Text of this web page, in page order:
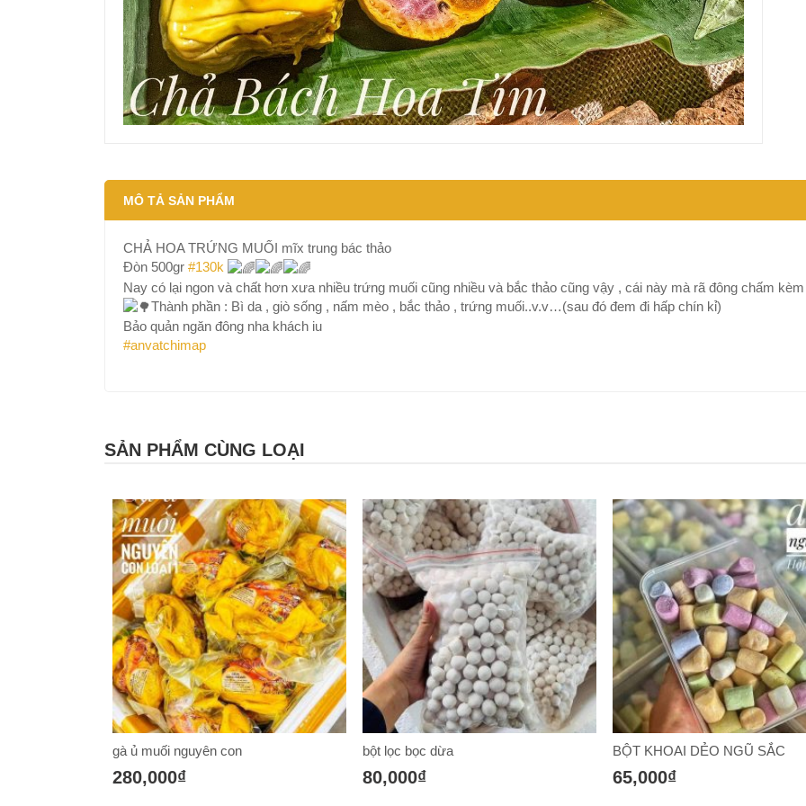
MÔ TẢ SẢN PHẨM
CHẢ HOA TRỨNG MUỐI mĩx trung bác thảo
Đòn 500gr #130k
Nay có lại ngon và chất hơn xưa nhiều trứng muối cũng nhiều và bắc thảo cũng vậy , cái này mà rã đông chấm
Thành phần : Bì da , giò sống , nấm mèo , bắc thảo , trứng muối..v.v…(sau đó đem đi hấp chín kỉ)
Bảo quản ngăn đông nha khách iu
#anvatchimap
SẢN PHẨM CÙNG LOẠI
bột lọc bọc dừa
80,000₫
BỘT KHOAI DẺO NGŨ SẮC
65,000₫
nem nướng nha trang
90,000₫